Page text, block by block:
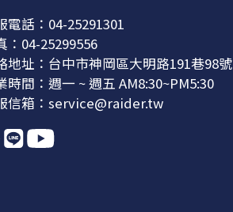
電話：04-25291301
：04-25299556
地址：台中市神岡區大明路191巷98號
時間：週一 ~ 週五 AM8:30~PM5:30
信箱：service@raider.tw